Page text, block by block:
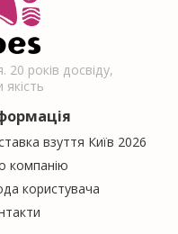
20 років досвіду,
взуття Київ 2026
компанію
користувача